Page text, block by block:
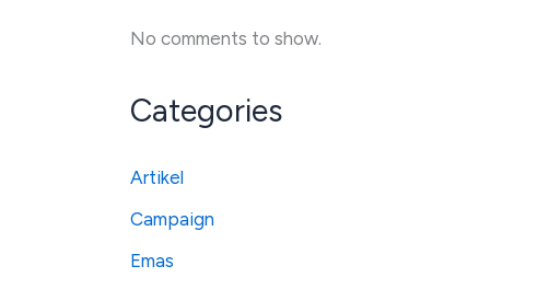
No comments to show.
Categories
Artikel
Campaign
Emas